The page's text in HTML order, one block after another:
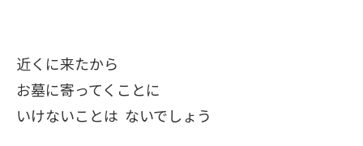
近くに来たから
お墓に寄ってくことに
いけないことは ないでしょう